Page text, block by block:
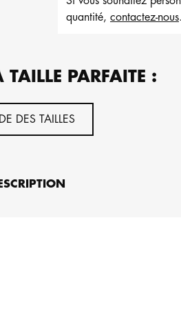
quantité, contactez-nous.
TAILLE PARFAITE :
DES TAILLES